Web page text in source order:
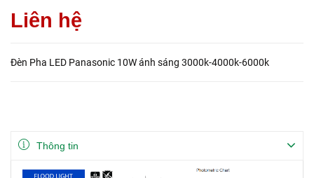
Liên hệ
Đèn Pha LED Panasonic 10W ánh sáng 3000k-4000k-6000k
Thông tin